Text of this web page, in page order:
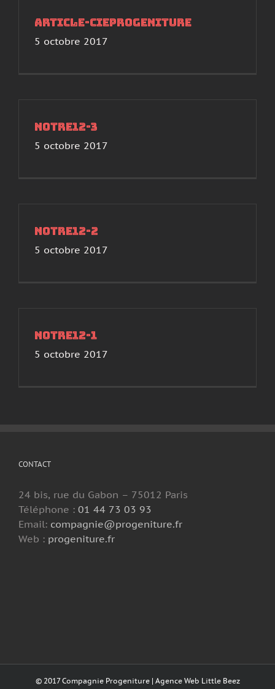
Article-CieProgeniture
5 octobre 2017
notre12-3
5 octobre 2017
notre12-2
5 octobre 2017
notre12-1
5 octobre 2017
CONTACT
24 bis, rue du Gabon – 75012 Paris
Téléphone : 01 44 73 03 93
Email: compagnie@progeniture.fr
Web : progeniture.fr
© 2017 Compagnie Progeniture | Agence Web Little Beez